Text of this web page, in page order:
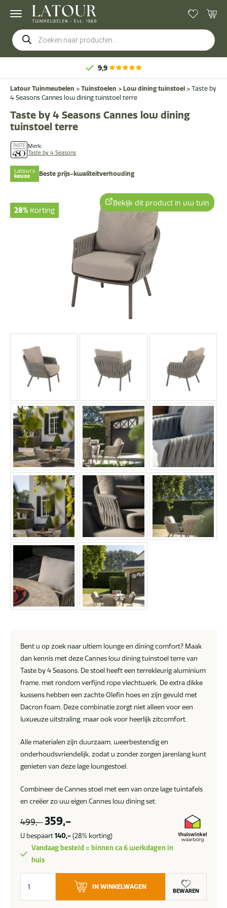
Producten
zoeken
9,9
Latour Tuinmeubelen > Tuinstoelen > Low dining tuinstoel > Taste by
4 Seasons Cannes low dining tuinstoel terre
Merk:
Taste by 4 Seasons
Taste by 4 Seasons Cannes low dining
tuinstoel terre
Latour's
keuze Beste prijs-kwaliteitverhouding
28% Korting
Bekijk dit product in uw tuin
Bent u op zoek naar ultiem lounge en dining comfort? Maak
dan kennis met deze Cannes low dining tuinstoel terre van
Taste by 4 Seasons. De stoel heeft een terrekleurig aluminium
frame, met rondom verfijnd rope vlechtwerk. De extra dikke
kussens hebben een zachte Olefin hoes en zijn gevuld met
Dacron foam. Deze combinatie zorgt niet alleen voor een
luxueuze uitstraling, maar ook voor heerlijk zitcomfort.
Alle materialen zijn duurzaam, weerbestendig en
onderhoudsvriendelijk, zodat u zonder zorgen jarenlang kunt
genieten van deze lage loungestoel.
Combineer de Cannes stoel met een van onze lage tuintafels
en creëer zo uw eigen Cannes low dining set.
499,- 359,-
U bespaart140,-(28% korting)
Vandaag besteld = binnen ca 6 werkdagen in
huis
4
IN WINKELWAGEN
BEWAREN